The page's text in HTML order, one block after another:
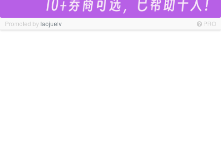
Promoted bylaojuelv PRO